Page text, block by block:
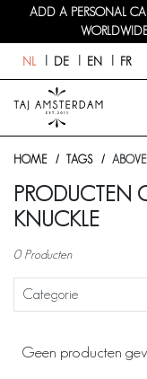
ADD A PERSONAL
NL DE EN FR
HOME TAGS
PRODUCTEN
KNUCKLE
0 Producten
Geen producten